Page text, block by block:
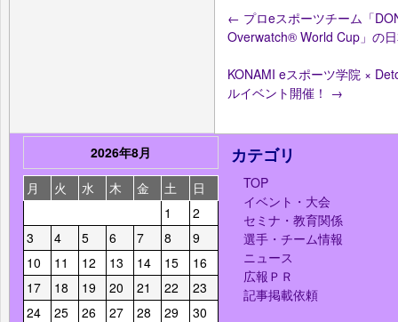
← プロeスポーツチーム「
Overwatch®️ World Cup」の
KONAMI eスポーツ学院 ×
ルイベント開催！ →
2026年8月
月
火 水 木 金 土
日
1
2
3
4 5 6 7 8
9
10
11 12 13 14 15
16
17
18 19 20 21 22
23
24
25 26 27 28 29
30
カテゴリ
TOP
イベント・大会
セミナ・教育関係
選手・チーム情報
ニュース
広報ＰＲ
記事掲載依頼